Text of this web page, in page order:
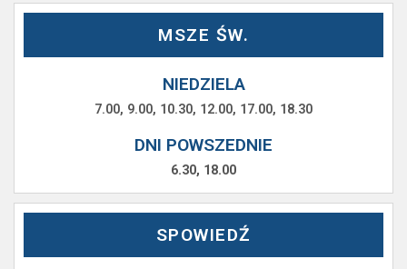
MSZE ŚW.
NIEDZIELA
7.00, 9.00, 10.30, 12.00, 17.00, 18.30
DNI POWSZEDNIE
6.30, 18.00
SPOWIEDŹ